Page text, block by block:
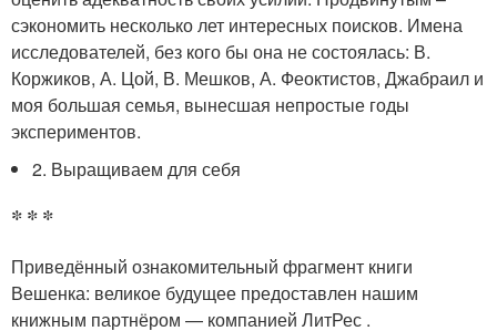
сэкономить несколько лет интересных поисков. Имена
исследователей, без кого бы она не состоялась: В.
Коржиков, А. Цой, В. Мешков, А. Феоктистов, Джабраил и
моя большая семья, вынесшая непростые годы
экспериментов.
2. Выращиваем для себя
* * *
Приведённый ознакомительный фрагмент книги
Вешенка: великое будущее предоставлен нашим
книжным партнёром — компанией ЛитРес .